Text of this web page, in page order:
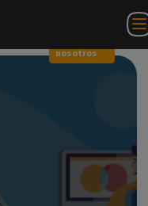
nosotros
ES